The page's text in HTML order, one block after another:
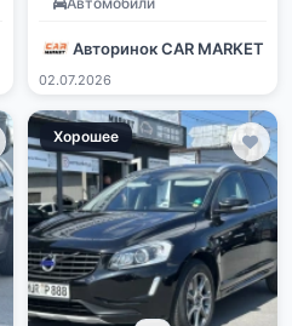
Авторинок CAR MARKET
02.07.2026
Хорошее